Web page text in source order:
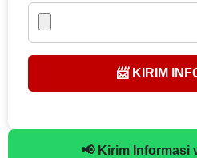
📨 KIRIM
📢 Kirim Informasi